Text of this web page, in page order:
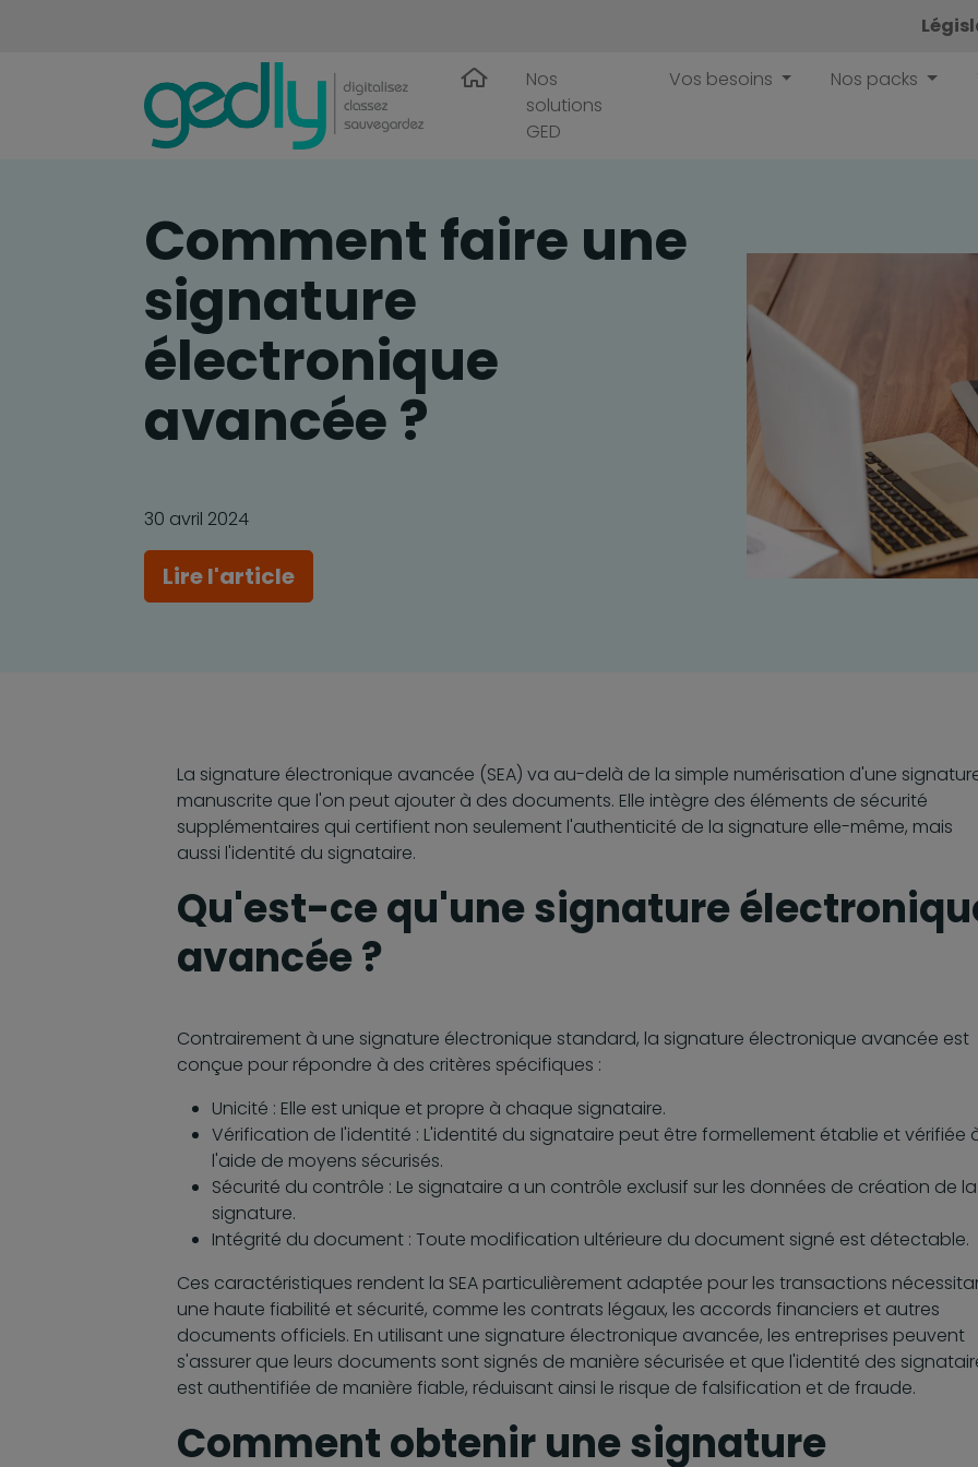
Nos
solutions
GED
Vos besoins Nos packs
Comment faire une
signature
électronique
avancée ?
30 avril 2024
Lire l'article
La signature électronique avancée (SEA) va au-delà de la simple numérisation d'une
manuscrite que l'on peut ajouter à des documents. Elle intègre des éléments de sécurité
supplémentaires qui certifient non seulement l'authenticité de la signature elle-même, mais
aussi l'identité du signataire.
Qu'est-ce qu'une signature
avancée ?
Contrairement à une signature électronique standard, la signature électronique avancée est
conçue pour répondre à des critères spécifiques :
Unicité : Elle est unique et propre à chaque signataire.
Vérification de l'identité : L'identité du signataire peut être formellement établie et vérifiée
l'aide de moyens sécurisés.
Sécurité du contrôle : Le signataire a un contrôle exclusif sur les données de création de la
signature.
Intégrité du document : Toute modification ultérieure du document signé est détectable.
Ces caractéristiques rendent la SEA particulièrement adaptée pour les transactions
une haute fiabilité et sécurité, comme les contrats légaux, les accords financiers et autres
documents officiels. En utilisant une signature électronique avancée, les entreprises peuvent
s'assurer que leurs documents sont signés de manière sécurisée et que l'identité des
est authentifiée de manière fiable, réduisant ainsi le risque de falsification et de fraude.
Comment obtenir une signature